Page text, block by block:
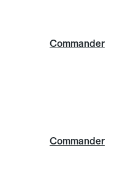
Commander
Commander